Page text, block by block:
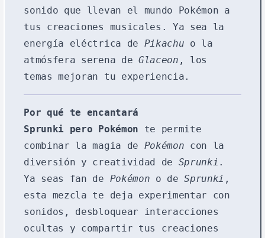
sonido que llevan el mundo Pokémon a
tus creaciones musicales. Ya sea la
energía eléctrica de Pikachu o la
atmósfera serena de Glaceon , los
temas mejoran tu experiencia.
Por qué te encantará
Sprunki pero Pokémon te permite
combinar la magia de Pokémon con la
diversión y creatividad de Sprunki .
Ya seas fan de Pokémon o deSprunki ,
esta mezcla te deja experimentar con
sonidos, desbloquear interacciones
ocultas y compartir tus creaciones